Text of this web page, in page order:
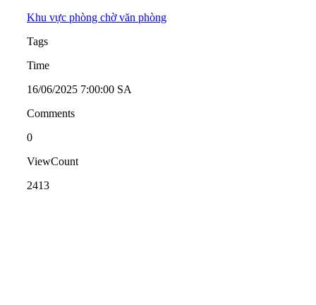
Khu vực phòng chờ văn phòng
Tags
Time
16/06/2025 7:00:00 SA
Comments
0
ViewCount
2413